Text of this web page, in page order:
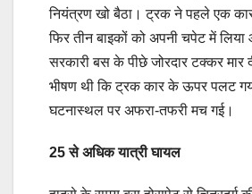
नियंत्रण खो बैठा। ट्रक ने पहले एक
फिर तीन बाइकों को अपनी चपेट में
सरकारी बस के पीछे जोरदार टक्कर मार
भीषण थी कि ट्रक कार के ऊपर पलट
घटनास्थल पर अफरा-तफरी मच गई।
25 से अधिक यात्री घायल